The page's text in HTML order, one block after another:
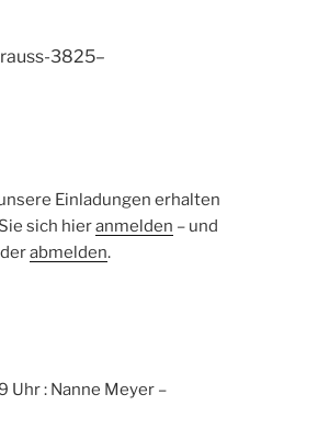
3825–
Einladungen erhalten
sich hieranmelden – und
abmelden.
Uhr : Nanne Meyer –